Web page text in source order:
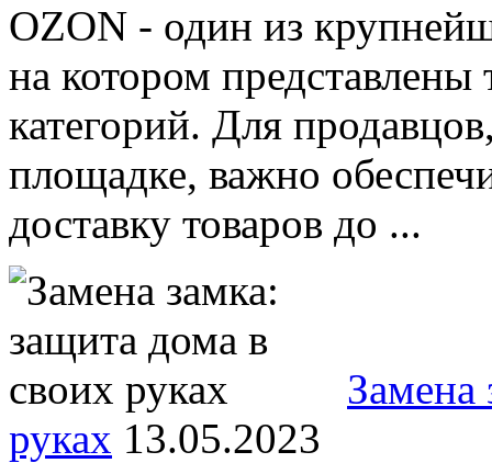
OZON - один из
на котором
категорий. Для
площадке, важно
доставку товаров до ...
Замена
руках 13.05.2023